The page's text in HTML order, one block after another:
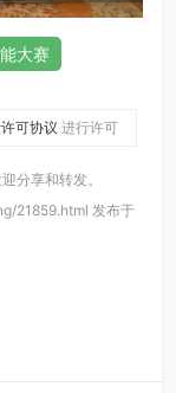
大赛
可协议 进行许可
分享和转发。
21859.html 发布于